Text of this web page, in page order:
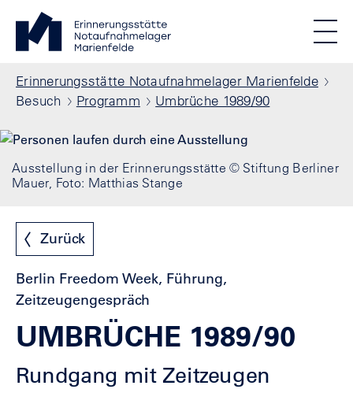
Direkt zum Inhalt
Standortmenu
Show locations
STIFTUNG BERLINER MAUER
Alle Standorte
Erinnerungsstätte Notaufnahmelager Marienfelde
Pfadnavigation
Erinnerungsstätte Notaufnahmelager Marienfelde
Besuch
Programm Umbrüche 1989/90
Ausstellung in der Erinnerungsstätte © Stiftung Berliner
Mauer, Foto: Matthias Stange
Zurück
Berlin Freedom Week, Führung,
Zeitzeugengespräch
UMBRÜCHE 1989/90
Rundgang mit Zeitzeugen